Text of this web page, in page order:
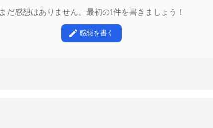
まだ感想はありません。最初の1件を書きましょう！
感想を書く